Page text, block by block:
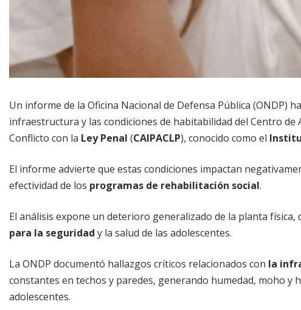
Un informe de la Oficina Nacional de Defensa Pública (ONDP)
infraestructura y las condiciones de habitabilidad del Centro
Conflicto con la Ley Penal (CAIPACLP), conocido como el
El informe advierte que estas condiciones impactan
efectividad de los programas de rehabilitación social.
El análisis expone un deterioro generalizado de la planta
para la seguridad y la salud de las adolescentes.
La ONDP documentó hallazgos críticos relacionados con la
constantes en techos y paredes, generando humedad, moho y
adolescentes.